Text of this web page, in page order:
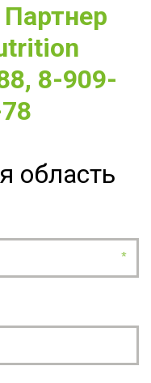
8-909-
область
*